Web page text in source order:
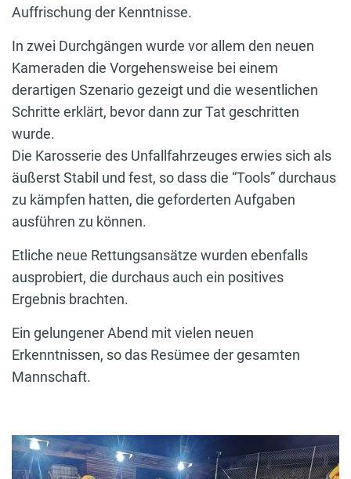
Auffrischung der Kenntnisse.
In zwei Durchgängen wurde vor allem den neuen
Kameraden die Vorgehensweise bei einem
derartigen Szenario gezeigt und die wesentlichen
Schritte erklärt, bevor dann zur Tat geschritten
wurde.
Die Karosserie des Unfallfahrzeuges erwies sich als
äußerst Stabil und fest, so dass die “Tools” durchaus
zu kämpfen hatten, die geforderten Aufgaben
ausführen zu können.
Etliche neue Rettungsansätze wurden ebenfalls
ausprobiert, die durchaus auch ein positives
Ergebnis brachten.
Ein gelungener Abend mit vielen neuen
Erkenntnissen, so das Resümee der gesamten
Mannschaft.